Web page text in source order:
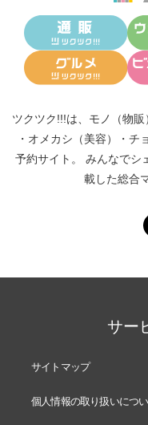
ツクツク!!!は、 モノ（物販
・ オメカシ（美容） ・ チ
予約サイト。
みんなでシ
載した総合
サー
サイトマップ
個人情報の取り扱いにつ